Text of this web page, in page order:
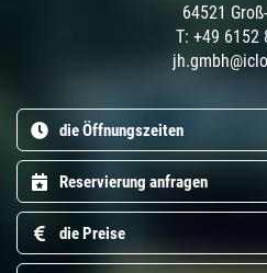
64521
T: +49 6152
die Öffnungszeiten
Reservierung anfragen
die Preise